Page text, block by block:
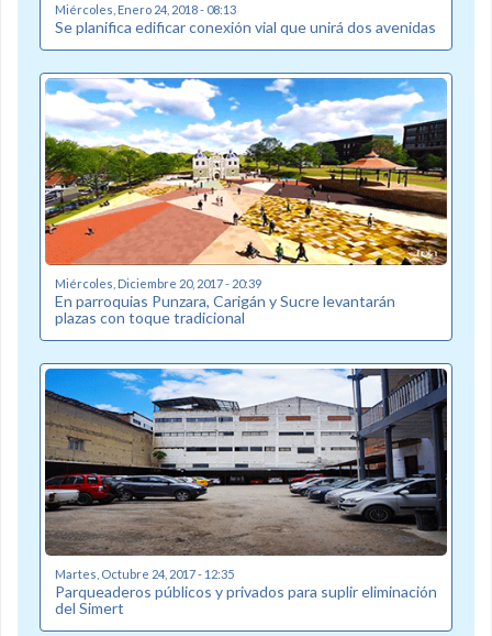
Miércoles, Enero 24, 2018 - 08:13
Se planifica edificar conexión vial que unirá dos avenidas
Miércoles, Diciembre 20, 2017 - 20:39
En parroquias Punzara, Carigán y Sucre levantarán
plazas con toque tradicional
Martes, Octubre 24, 2017 - 12:35
Parqueaderos públicos y privados para suplir eliminación
del Simert